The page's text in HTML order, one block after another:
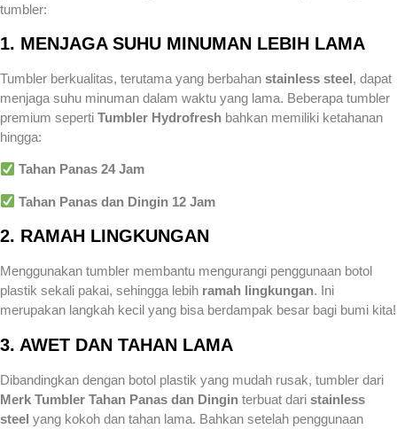
tumbler:
1. MENJAGA SUHU MINUMAN LEBIH LAMA
Tumbler berkualitas, terutama yang berbahan stainless steel, dapat
menjaga suhu minuman dalam waktu yang lama. Beberapa tumbler
premium seperti Tumbler Hydrofresh bahkan memiliki ketahanan
hingga:
Tahan Panas 24 Jam
Tahan Panas dan Dingin 12 Jam
2. RAMAH LINGKUNGAN
Menggunakan tumbler membantu mengurangi penggunaan botol
plastik sekali pakai, sehingga lebih ramah lingkungan. Ini
merupakan langkah kecil yang bisa berdampak besar bagi bumi kita!
3. AWET DAN TAHAN LAMA
Dibandingkan dengan botol plastik yang mudah rusak, tumbler dari
Merk Tumbler Tahan Panas dan Dingin terbuat dari stainless
steel yang kokoh dan tahan lama. Bahkan setelah penggunaan